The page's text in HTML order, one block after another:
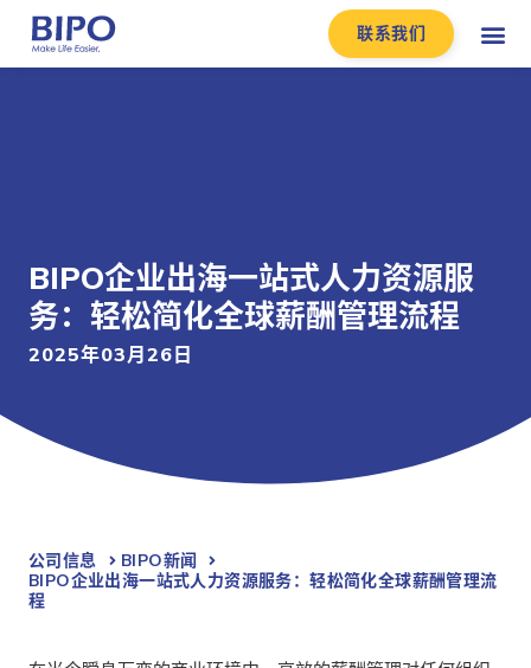
联系我们
BIPO企业出海一站式人力资源服
务：轻松简化全球薪酬管理流程
2025年03月26日
公司信息
BIPO新闻​
BIPO企业出海一站式人力资源服务：轻松简化全球薪酬管理流
程